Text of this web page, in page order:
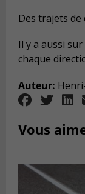
Des trajets
Il y a aussi
chaque
Auteur:
Vous